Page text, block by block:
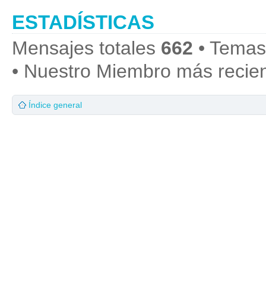
ESTADÍSTICAS
Mensajes totales 662 •
• Nuestro Miembro más
Índice general